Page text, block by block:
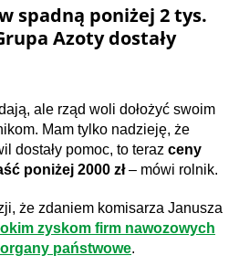
spadną poniżej 2 tys.
Azoty dostały
ale rząd woli dołożyć swoim
Mam tylko nadzieję, że
dostały pomoc, to teraz ceny
poniżej 2000 zł– mówi rolnik.
że zdaniem komisarza Janusza
zyskom firm nawozowych
państwowe.